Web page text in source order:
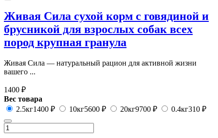
Живая Сила сухой корм с говядиной и
брусникой для взрослых собак всех
пород крупная гранула
Живая Сила — натуральный рацион для активной жизни
вашего ...
1400 ₽
Вес товара
2.5кг1400 ₽ 10кг5600 ₽ 20кг9700 ₽ 0.4кг310 ₽